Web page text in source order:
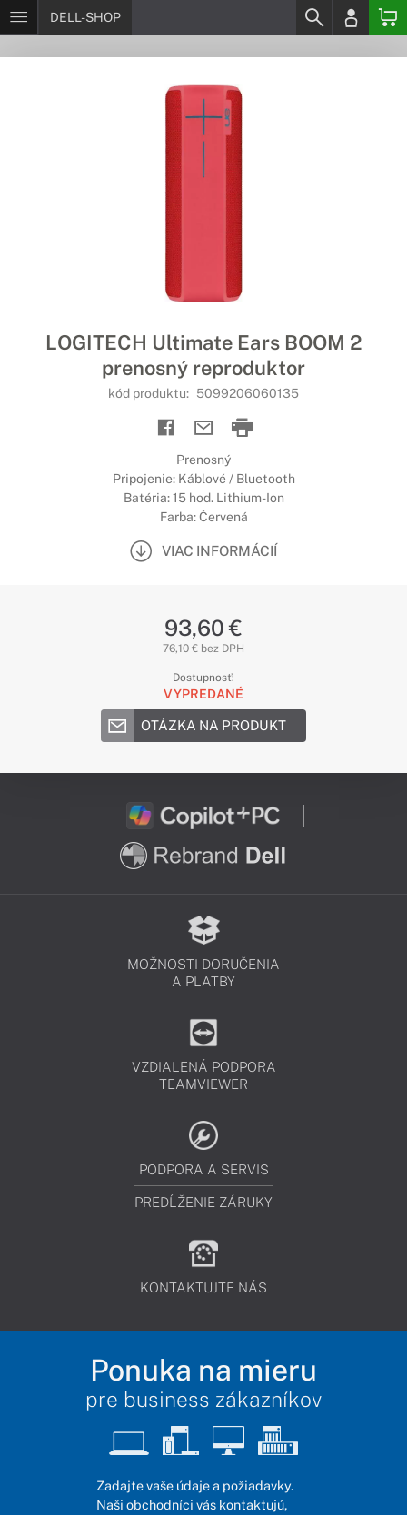
DELL-SHOP
LOGITECH Ultimate Ears BOOM 2
prenosný reproduktor
kód produktu: 5099206060135
Prenosný
Pripojenie: Káblové / Bluetooth
Batéria: 15 hod. Lithium-Ion
Farba: Červená
VIAC INFORMÁCIÍ
93,60 €
76,10 € bez DPH
Dostupnosť:
VYPREDANÉ
OTÁZKA NA PRODUKT
MOŽNOSTI DORUČENIA
A PLATBY
VZDIALENÁ PODPORA
TEAMVIEWER
PODPORA A SERVIS
PREDĹŽENIE ZÁRUKY
KONTAKTUJTE NÁS
Ponuka na mieru
pre business zákazníkov
Zadajte vaše údaje a požiadavky.
Naši obchodníci vás kontaktujú,